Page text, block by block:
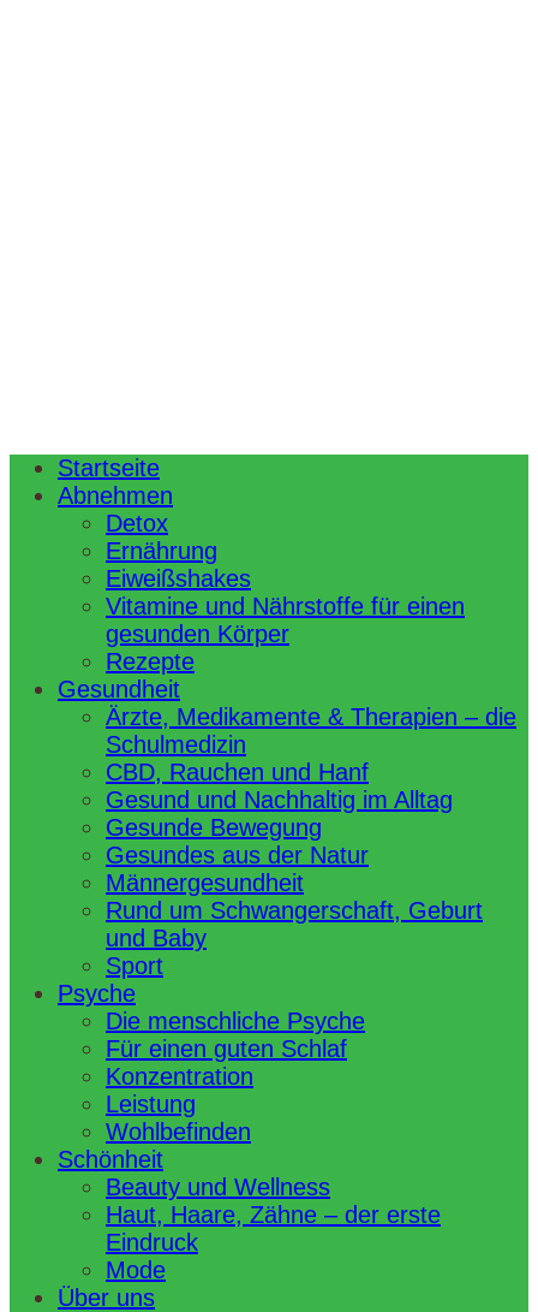
Startseite
Abnehmen
Detox
Ernährung
Eiweißshakes
Vitamine und Nährstoffe für einen
gesunden Körper
Rezepte
Gesundheit
Ärzte, Medikamente & Therapien – die
Schulmedizin
CBD, Rauchen und Hanf
Gesund und Nachhaltig im Alltag
Gesunde Bewegung
Gesundes aus der Natur
Männergesundheit
Rund um Schwangerschaft, Geburt
und Baby
Sport
Psyche
Die menschliche Psyche
Für einen guten Schlaf
Konzentration
Leistung
Wohlbefinden
Schönheit
Beauty und Wellness
Haut, Haare, Zähne – der erste
Eindruck
Mode
Über uns